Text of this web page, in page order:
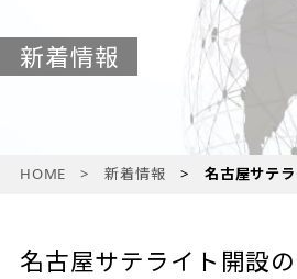
新着情報
HOME 新着情報 名古屋サテ
名古屋サテライト開設